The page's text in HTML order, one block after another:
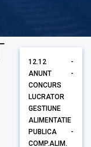
12.12 -
ANUNT -
CONCURS
LUCRATOR
GESTIUNE
ALIMENTATIE
PUBLICA -
COMP.ALIM.